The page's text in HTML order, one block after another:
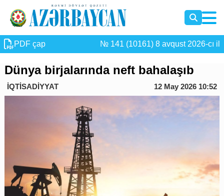
PDF çap № 141 (10161) 8 avqust 2026-cı il
Dünya birjalarında neft bahalaşıb
İQTİSADİYYAT 12 May 2026 10:52